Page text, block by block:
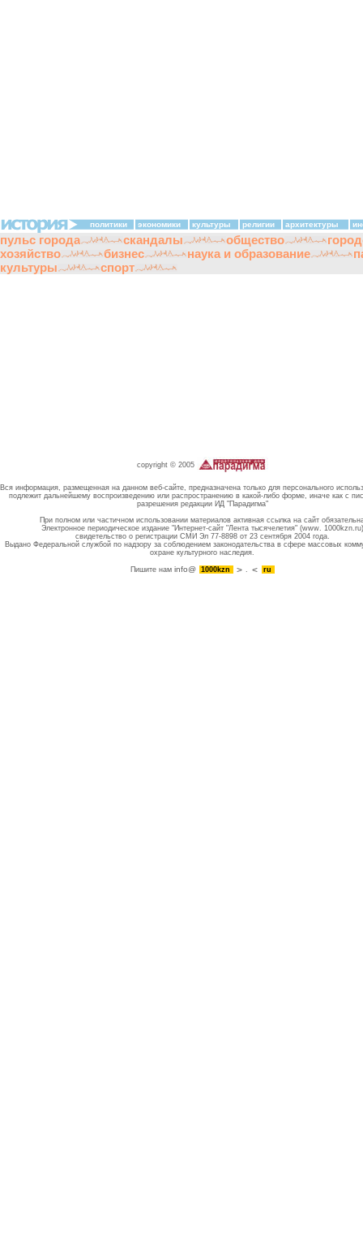
политики экономики культуры религии архитектуры
пульс города скандалы общество
хозяйство
бизнес наука и образование
культуры
спорт
copyright © 2005
Вся информация, размещенная на данном веб-сайте, предназначена только для персонального
подлежит дальнейшему воспроизведению или распространению в какой-либо форме, иначе как с
разрешения редакции ИД "Парадигма"
При полном или частичном использовании материалов активная ссылка на сайт
Электронное периодическое издание "Интернет-сайт "Лента тысячелетия" (www. 1000kzn.ru)
свидетельство о регистрации СМИ Эл 77-8898 от 23 сентября 2004 года.
Выдано Федеральной службой по надзору за соблюдением законодательства в сфере массовых
охране культурного наследия.
Пишите намinfo@ 1000kzn . ru